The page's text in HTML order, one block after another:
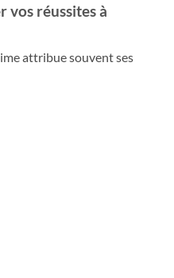
vos réussites à
attribue souvent ses